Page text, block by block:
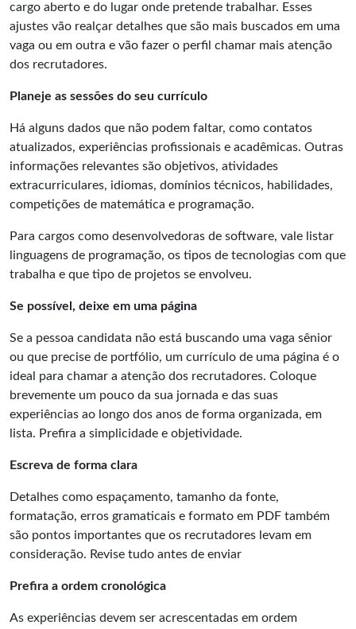
cargo aberto e do lugar onde pretende trabalhar. Esses
ajustes vão realçar detalhes que são mais buscados em uma
vaga ou em outra e vão fazer o perfil chamar mais atenção
dos recrutadores.
Planeje as sessões do seu currículo
Há alguns dados que não podem faltar, como contatos
atualizados, experiências profissionais e acadêmicas. Outras
informações relevantes são objetivos, atividades
extracurriculares, idiomas, domínios técnicos, habilidades,
competições de matemática e programação.
Para cargos como desenvolvedoras de software, vale listar
linguagens de programação, os tipos de tecnologias com que
trabalha e que tipo de projetos se envolveu.
Se possível, deixe em uma página
Se a pessoa candidata não está buscando uma vaga sênior
ou que precise de portfólio, um currículo de uma página é o
ideal para chamar a atenção dos recrutadores. Coloque
brevemente um pouco da sua jornada e das suas
experiências ao longo dos anos de forma organizada, em
lista. Prefira a simplicidade e objetividade.
Escreva de forma clara
Detalhes como espaçamento, tamanho da fonte,
formatação, erros gramaticais e formato em PDF também
são pontos importantes que os recrutadores levam em
consideração. Revise tudo antes de enviar
Prefira a ordem cronológica
As experiências devem ser acrescentadas em ordem